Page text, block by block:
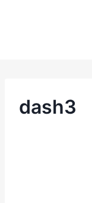
dash3